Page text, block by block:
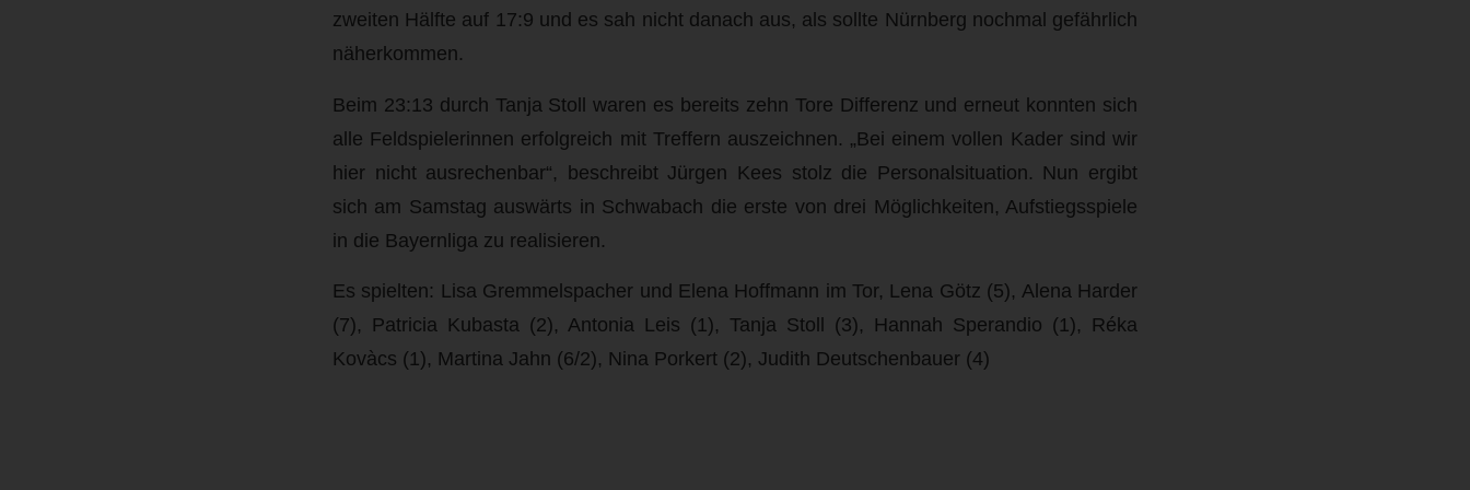
zweiten Hälfte auf 17:9 und es sah nicht danach aus, als sollte Nürnberg nochmal gefährlich
näherkommen.
Beim 23:13 durch Tanja Stoll waren es bereits zehn Tore Differenz und erneut konnten sich
alle Feldspielerinnen erfolgreich mit Treffern auszeichnen. „Bei einem vollen Kader sind wir
hier nicht ausrechenbar“, beschreibt Jürgen Kees stolz die Personalsituation. Nun ergibt
sich am Samstag auswärts in Schwabach die erste von drei Möglichkeiten, Aufstiegsspiele
in die Bayernliga zu realisieren.
Es spielten: Lisa Gremmelspacher und Elena Hoffmann im Tor, Lena Götz (5), Alena Harder
(7), Patricia Kubasta (2), Antonia Leis (1), Tanja Stoll (3), Hannah Sperandio (1), Réka
Kovàcs (1), Martina Jahn (6/2), Nina Porkert (2), Judith Deutschenbauer (4)